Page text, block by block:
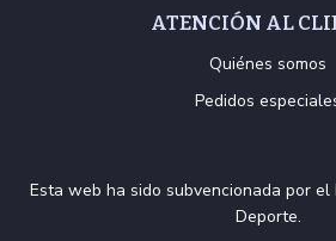
ATENCIÓN AL
Quiénes somos
Pedidos
Esta web ha sido subvencionada por
Deporte.